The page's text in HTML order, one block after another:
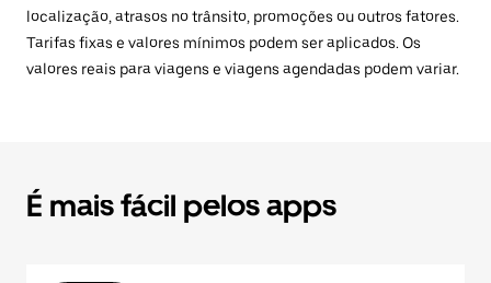
localização, atrasos no trânsito, promoções ou outros fatores.
Tarifas fixas e valores mínimos podem ser aplicados. Os
valores reais para viagens e viagens agendadas podem variar.
É mais fácil pelos apps